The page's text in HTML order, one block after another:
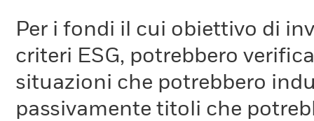
Per i fondi il cui obiettivo di
criteri ESG, potrebbero
situazioni che potrebbero
passivamente titoli che